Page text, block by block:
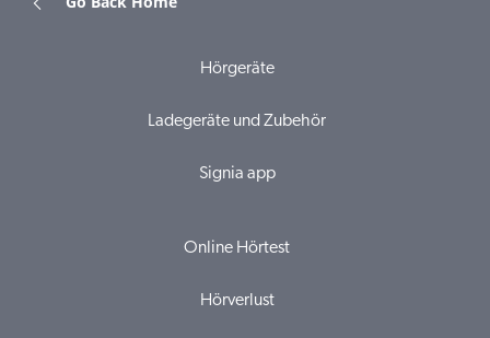
Hörgeräte
Ladegeräte und Zubehör
Signia app
Online Hörtest
Hörverlust